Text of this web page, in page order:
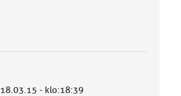
18.03.15 - klo:18:39